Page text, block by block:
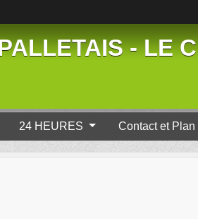
- LE
24 HEURES Contact et Plan